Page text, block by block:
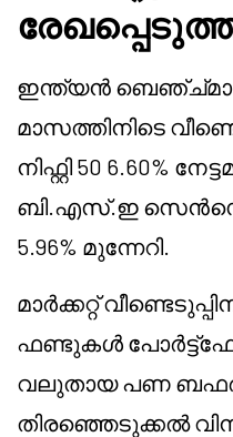
ഇന്ത്യൻ
മാസത്തിനിടെ
നിഫ്റ്റി 50 6.60%
ബി.എസ്.ഇ
5.96% മുന്നേറി.
മാർക്കറ്റ്
ഫണ്ടുകൾ
വലുതായ പണ ബഫർ
തിരഞ്ഞെടുക്കൽ